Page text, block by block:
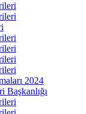
2024
Başkanlığı